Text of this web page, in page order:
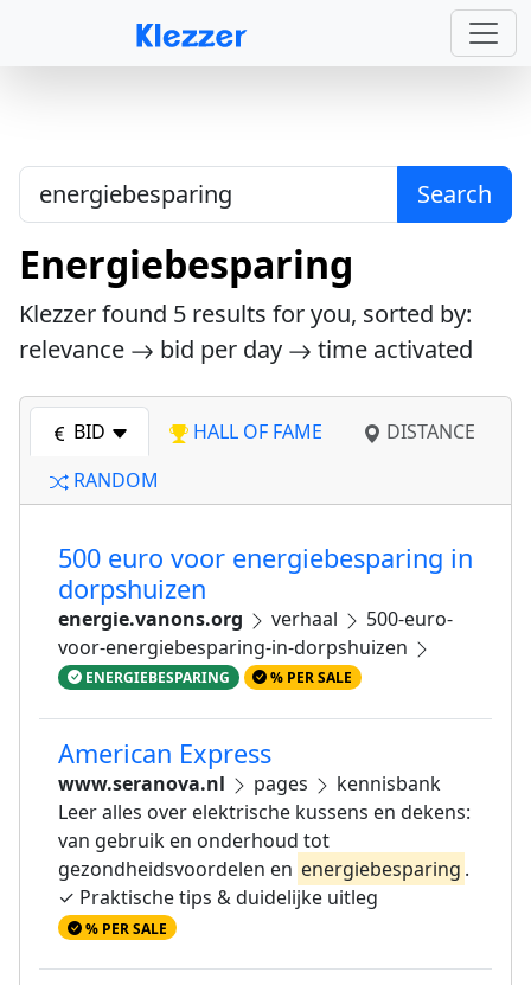
Search
Energiebesparing
Klezzer found 5 results for you, sorted by:
relevance
bid per day time activated
BID HALL OF FAME
DISTANCE
RANDOM
500 euro voor energiebesparing in
dorpshuizen
energie.vanons.org verhaal
500-euro-
voor-energiebesparing-in-dorpshuizen
ENERGIEBESPARING % PER SALE
American Express
www.seranova.nl pages
kennisbank
Leer alles over elektrische kussens en dekens:
van gebruik en onderhoud tot
gezondheidsvoordelen en energiebesparing .
✓ Praktische tips & duidelijke uitleg
% PER SALE